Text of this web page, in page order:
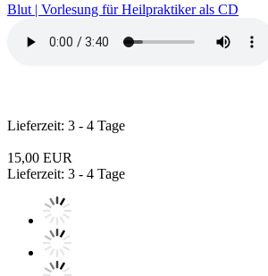
Blut | Vorlesung für Heilpraktiker als CD
Lieferzeit: 3 - 4 Tage
15,00 EUR
Lieferzeit: 3 - 4 Tage